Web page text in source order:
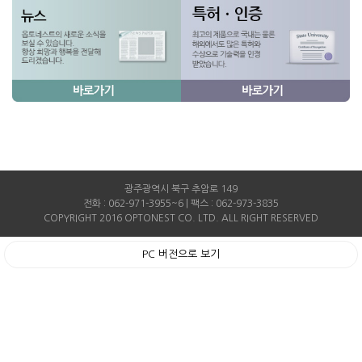
광주광역시 북구 추암로 149
전화 : 062-971-3955~6 | 팩스 : 062-973-3835
COPYRIGHT 2016 OPTONEST CO. LTD. ALL RIGHT RESERVED
PC 버전으로 보기